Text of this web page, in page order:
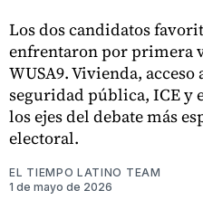
Los dos candidatos
enfrentaron por primera
WUSA9. Vivienda,
seguridad pública, ICE y
los ejes del debate más
electoral.
EL TIEMPO LATINO TEAM
1 de mayo de 2026